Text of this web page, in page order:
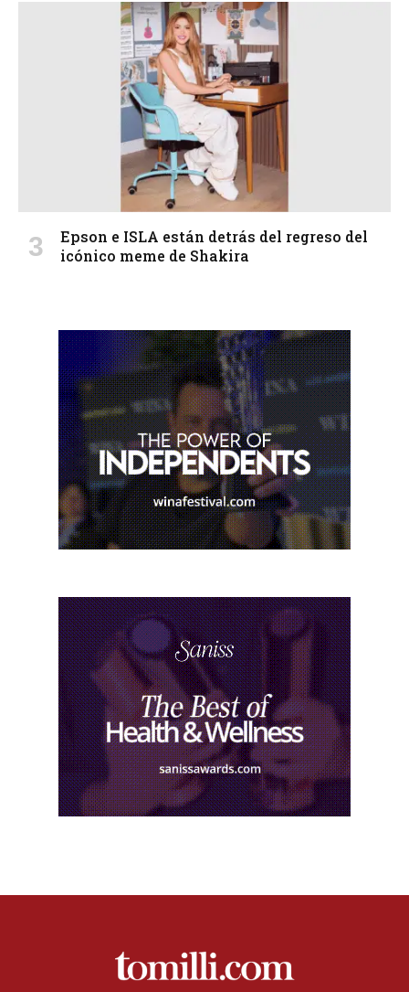
Epson e ISLA están detrás del regreso del
icónico meme de Shakira